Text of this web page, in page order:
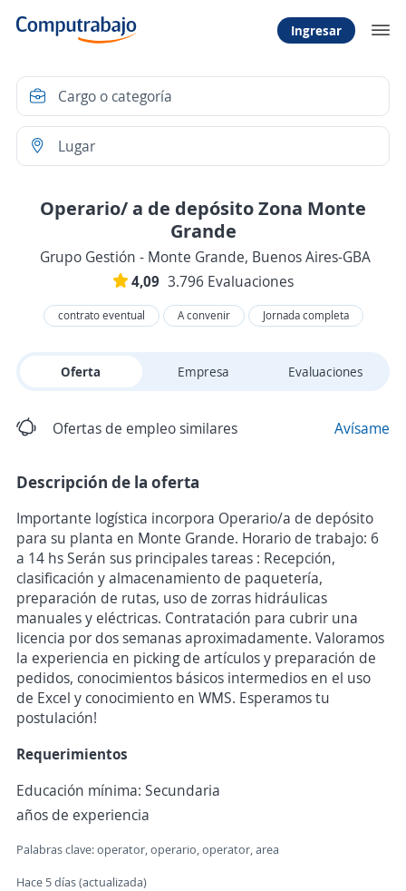
Ingresar
Operario/ a de depósito Zona Monte
Grande
Grupo Gestión - Monte Grande, Buenos Aires-GBA
4,09 3.796 Evaluaciones
contrato eventual A convenir Jornada completa
Oferta Empresa Evaluaciones
Ofertas de empleo similares Avísame
Descripción de la oferta
Importante logística incorpora Operario/a de depósito
para su planta en Monte Grande. Horario de trabajo: 6
a 14 hs Serán sus principales tareas : Recepción,
clasificación y almacenamiento de paquetería,
preparación de rutas, uso de zorras hidráulicas
manuales y eléctricas. Contratación para cubrir una
licencia por dos semanas aproximadamente. Valoramos
la experiencia en picking de artículos y preparación de
pedidos, conocimientos básicos intermedios en el uso
de Excel y conocimiento en WMS. Esperamos tu
postulación!
Requerimientos
Educación mínima: Secundaria
años de experiencia
Palabras clave: operator, operario, operator, area
Hace 5 días (actualizada)